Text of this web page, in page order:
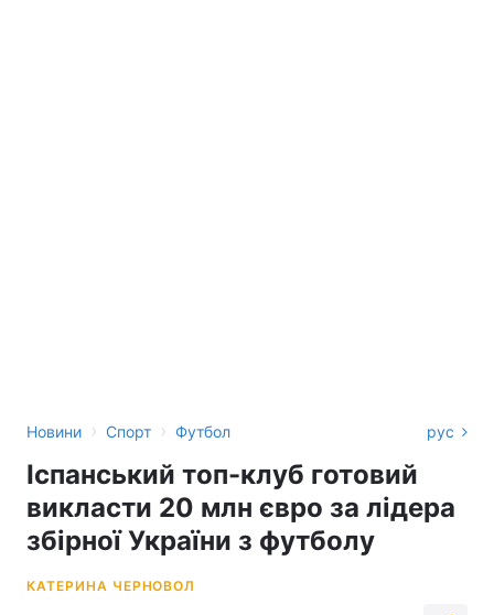
Новини › Спорт › Футбол рус
Іспанський топ-клуб готовий
викласти 20 млн євро за лідера
збірної України з футболу
КАТЕРИНА ЧЕРНОВОЛ